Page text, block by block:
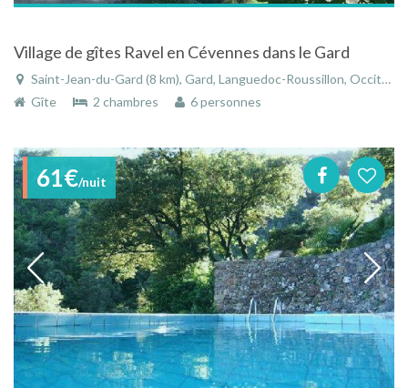
Village de gîtes Ravel en Cévennes dans le Gard
Saint-Jean-du-Gard (8 km), Gard, Languedoc-Roussillon, Occitanie, France
Gîte
2 chambres 6 personnes
61€/nuit